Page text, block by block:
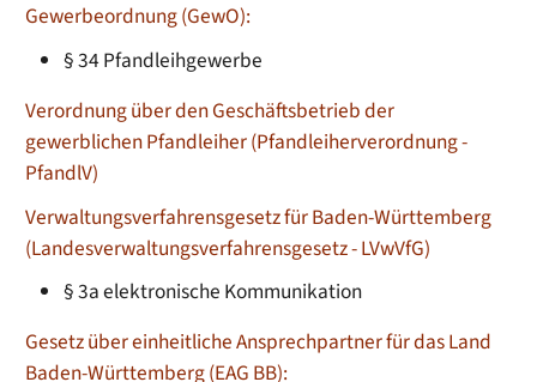
Gewerbeordnung (GewO):
§ 34 Pfandleihgewerbe
Verordnung über den Geschäftsbetrieb der
gewerblichen Pfandleiher (Pfandleiherverordnung -
PfandlV)
Verwaltungsverfahrensgesetz für Baden-Württemberg
(Landesverwaltungsverfahrensgesetz - LVwVfG)
§ 3a elektronische Kommunikation
Gesetz über einheitliche Ansprechpartner für das Land
Baden-Württemberg (EAG BB):